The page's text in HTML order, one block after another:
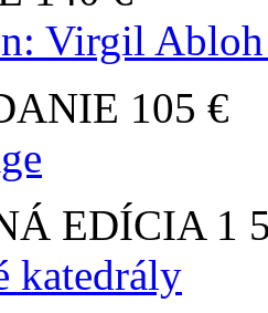
Virgil
105 €
EDÍCIA 1
katedrály